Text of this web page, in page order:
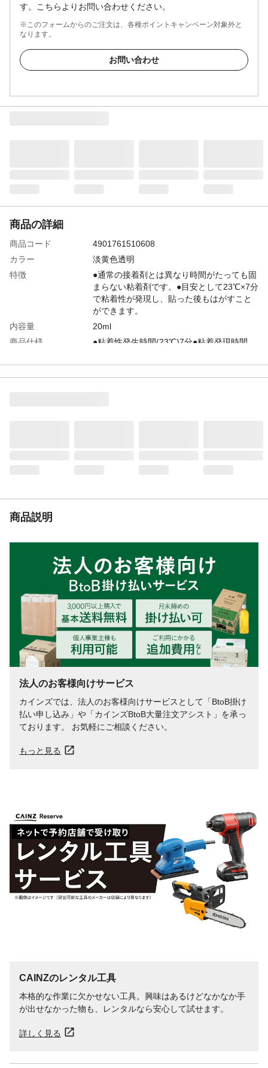
す。こちらよりお問い合わせください。
※このフォームからのご注文は、各種ポイントキャンペーン対象外と
なります。
お問い合わせ
商品の詳細
商品コード
4901761510608
カラー
淡黄色透明
特徴
●通常の接着剤とは異なり時間がたっても固
まらない粘着剤です。●目安として23℃×7分
で粘着性が発現し、貼った後もはがすこと
ができます。
内容量
20ml
商品仕様
●粘着性発生時間(23℃)7分●粘着発現時間
30分●1液型●チューブタイプ
商品説明
法人のお客様向けサービス
カインズでは、法人のお客様向けサービスとして「BtoB掛け
払い申し込み」や「カインズBtoB大量注文アシスト」を承っ
ております。 お気軽にご相談ください。
もっと見る
CAINZのレンタル工具
本格的な作業に欠かせない工具。興味はあるけどなかなか手
が出せなかった物も、レンタルなら安心して試せます。
詳しく見る